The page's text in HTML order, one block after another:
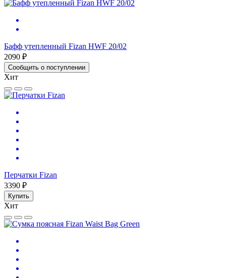
Бафф утепленный Fizan HWF 20/02
2090 ₽
Сообщить о поступлении
Хит
Перчатки Fizan
3390 ₽
Купить
Хит